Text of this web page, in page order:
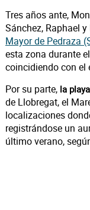
Tres años ante,
Sánchez, Raphael
Mayor de Pedraza
esta zona durante el
coincidiendo con el
Por su parte, la
de Llobregat, el
localizaciones
registrándose un
último verano,